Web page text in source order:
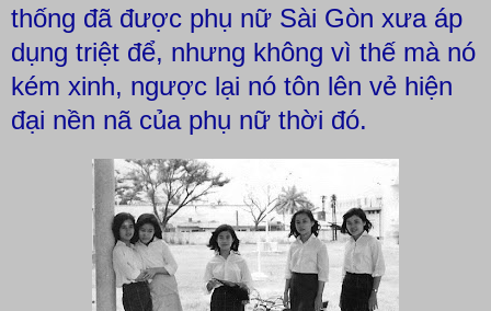
thống đã được phụ nữ Sài Gòn xưa áp
dụng triệt để, nhưng không vì thế mà nó
kém xinh, ngược lại nó tôn lên vẻ hiện
đại nền nã của phụ nữ thời đó.